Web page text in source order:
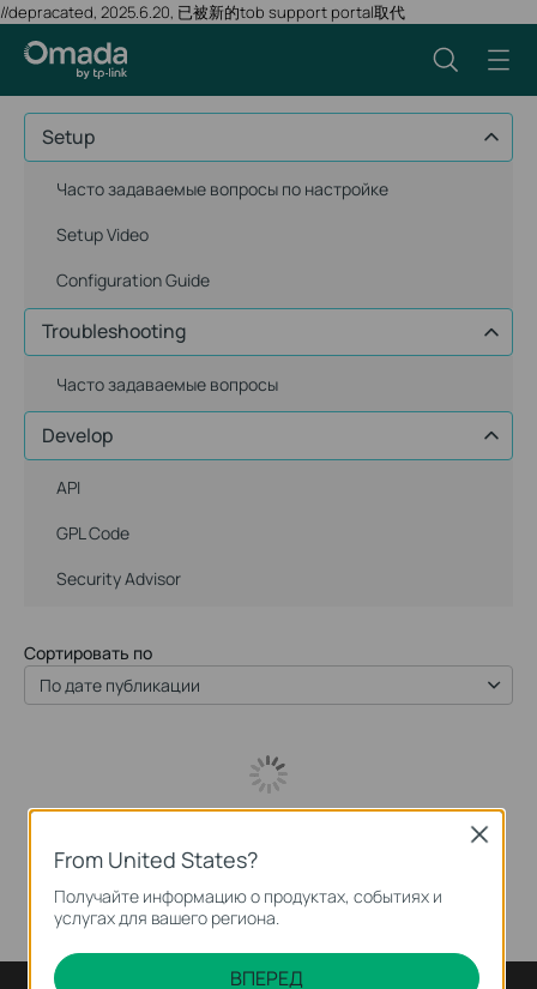
//depracated, 2025.6.20, 已被新的tob support portal取代
Setup
Часто задаваемые вопросы по настройке
Setup Video
Configuration Guide
Troubleshooting
Часто задаваемые вопросы
Develop
API
GPL Code
Security Advisor
Сортировать по
По дате публикации
From United States?
Получайте информацию о продуктах, событиях и
услугах для вашего региона.
ВПЕРЕД
Close